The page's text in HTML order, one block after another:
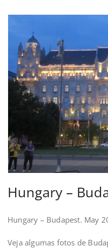
Hungary –
Hungary – Budapest. May
Veja algumas fotos de